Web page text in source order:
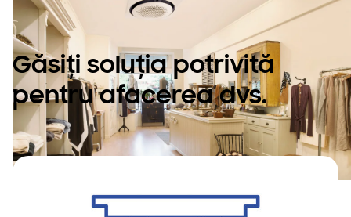
Găsiți soluția potrivită
pentru afacerea dvs.